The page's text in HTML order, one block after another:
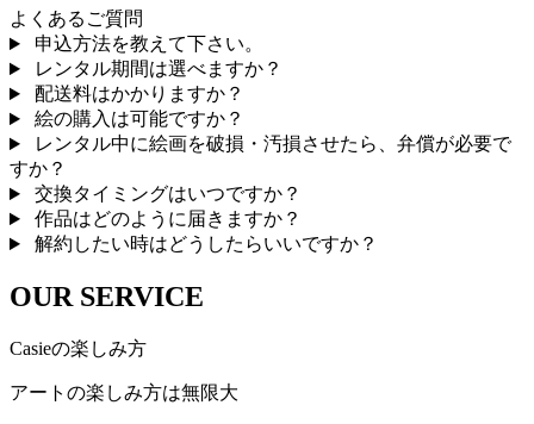
よくあるご質問
申込方法を教えて下さい。
レンタル期間は選べますか？
配送料はかかりますか？
絵の購入は可能ですか？
レンタル中に絵画を破損・汚損させたら、弁償が必要で
すか？
交換タイミングはいつですか？
作品はどのように届きますか？
解約したい時はどうしたらいいですか？
OUR SERVICE
Casieの楽しみ方
アートの楽しみ方は無限大